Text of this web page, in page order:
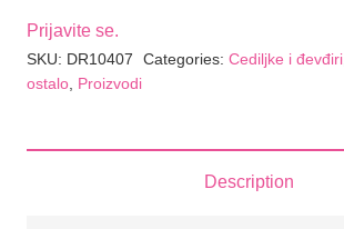
Prijavite se.
SKU: DR10407 Categories: Cediljke i đevđiri,
ostalo Proizvodi
Description